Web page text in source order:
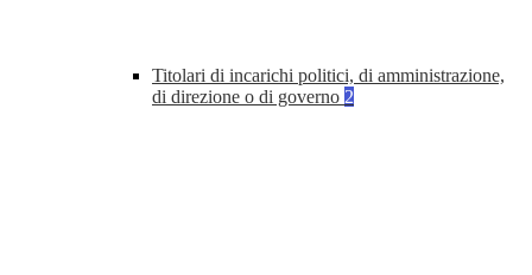
Titolari di incarichi politici, di amministrazione,
di direzione o di governo 2